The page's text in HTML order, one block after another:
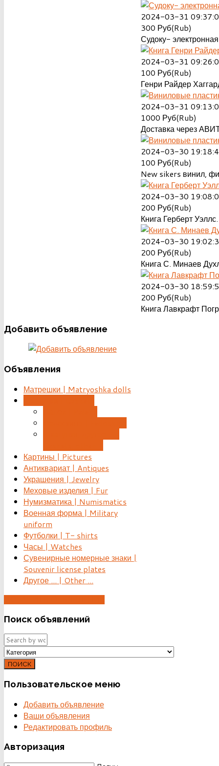
2024-03-31
300 Руб(Rub)
Судоку-
2024-03-31
100 Руб(Rub)
Генри Райдер
2024-03-31
1000 Руб(Rub)
Доставка через
2024-03-30
100 Руб(Rub)
New sikers винил,
2024-03-30
200 Руб(Rub)
Книга Герберт
2024-03-30
200 Руб(Rub)
Книга С. Минаев
2024-03-30
200 Руб(Rub)
Книга Лавкрафт
Добавить объявление
Объявления
Матрешки | Matryoshka dolls
Картины | Pictures
Антиквариат | Antiques
Украшения | Jewelry
Меховые изделия | Fur
Нумизматика | Numismatics
Военная форма | Military
uniform
Футболки | T- shirts
Часы | Watches
Сувенирные номерные знаки |
Souvenir license plates
Другое ... | Other ...
Поиск объявлений
ПОИСК
Пользовательское меню
Добавить объявление
Ваши объявления
Редактировать профиль
Авторизация